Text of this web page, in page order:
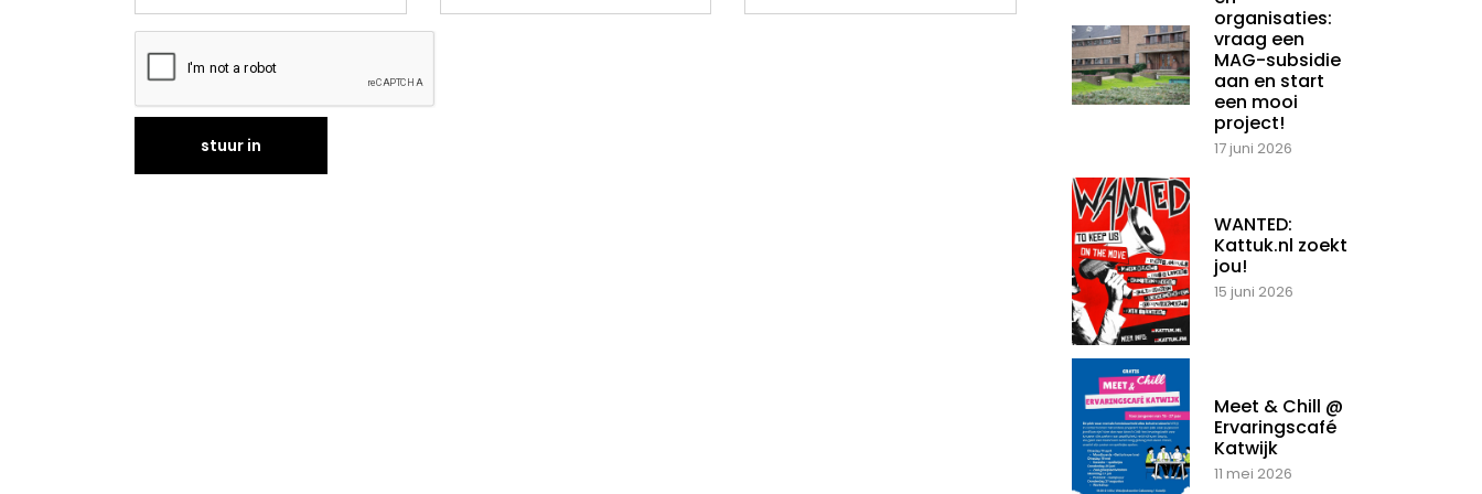
organisaties:
vraag een
MAG-subsidie
aan en start
een mooi
project!
17 juni 2026
WANTED:
Kattuk.nl zoekt
jou!
15 juni 2026
Meet & Chill @
Ervaringscafé
Katwijk
11 mei 2026